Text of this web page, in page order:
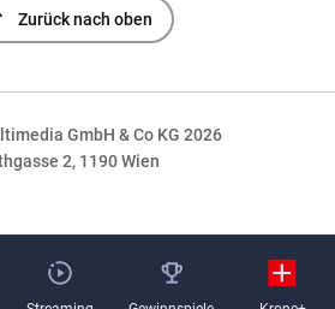
Zurück nach oben
GmbH & Co KG 2026
2, 1190 Wien